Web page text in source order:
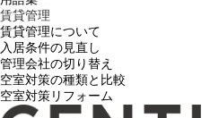
賃貸管理
賃貸管理について
入居条件の見直し
管理会社の切り替え
空室対策の種類と比較
空室対策リフォーム